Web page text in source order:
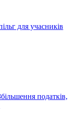
для учасників
податків,